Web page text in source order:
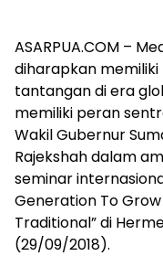
ASARPUA.COM –
diharapkan
tantangan di era
memiliki peran
Wakil Gubernur
Rajekshah dalam
seminar
Generation To
Traditional” di
(29/09/2018).